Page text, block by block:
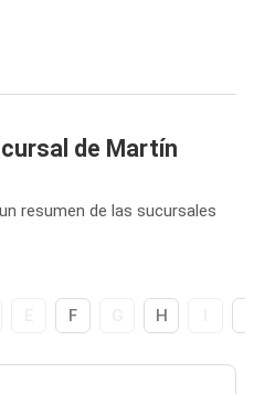
de Martín
resumen de las sucursales
F H